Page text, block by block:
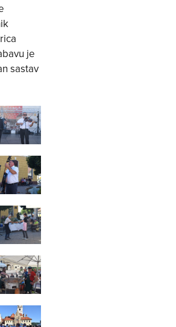
je
sastav